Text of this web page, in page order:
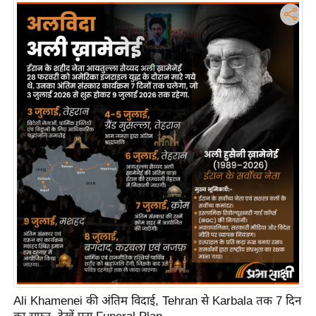
डि
ऑ
डि
यो
इं
फ़ो
ग्रा
फ़ि
क
रा
ज्यों
से
श
Ali Khamenei की अंतिम विदाई, Tehran से Karbala तक 7 दिन